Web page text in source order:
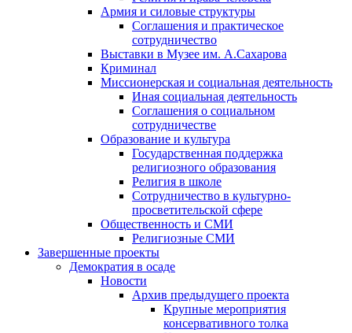
Армия и силовые структуры
Соглашения и практическое
сотрудничество
Выставки в Музее им. А.Сахарова
Криминал
Миссионерская и социальная деятельность
Иная социальная деятельность
Соглашения о социальном
сотрудничестве
Образование и культура
Государственная поддержка
религиозного образования
Религия в школе
Сотрудничество в культурно-
просветительской сфере
Общественность и СМИ
Религиозные СМИ
Завершенные проекты
Демократия в осаде
Новости
Архив предыдущего проекта
Крупные мероприятия
консервативного толка